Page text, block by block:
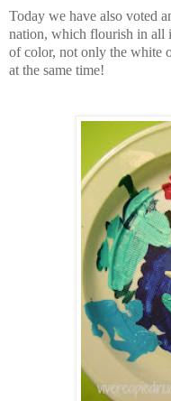
Today we have also voted
nation, which flourish in all
of color, not only the white
at the same time!